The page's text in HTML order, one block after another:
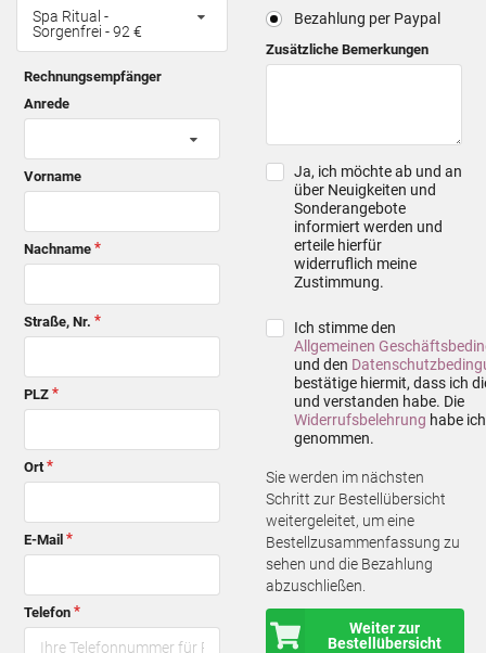
Spa Ritual -
Sorgenfrei - 92 €
Rechnungsempfänger
Anrede
Vorname
Nachname
Straße, Nr.
PLZ
Ort
E-Mail
Telefon
Bezahlung per Paypal
Zusätzliche Bemerkungen
Ja, ich möchte ab und an
über Neuigkeiten und
Sonderangebote
informiert werden und
erteile hierfür
widerruflich meine
Zustimmung.
Ich stimme den
Allgemeinen
und den
bestätige hiermit, dass ich
und verstanden habe. Die
Widerrufsbelehrung habe
genommen.
Sie werden im nächsten
Schritt zur Bestellübersicht
weitergeleitet, um eine
Bestellzusammenfassung zu
sehen und die Bezahlung
abzuschließen.
Weiter zur
Bestellübersicht